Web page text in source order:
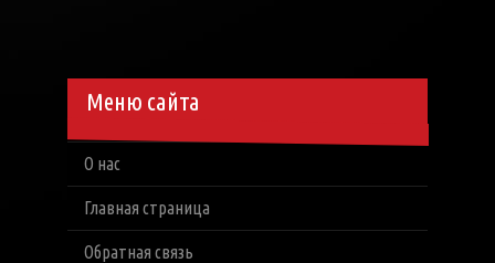
Меню сайта
О нас
Главная страница
Обратная связь